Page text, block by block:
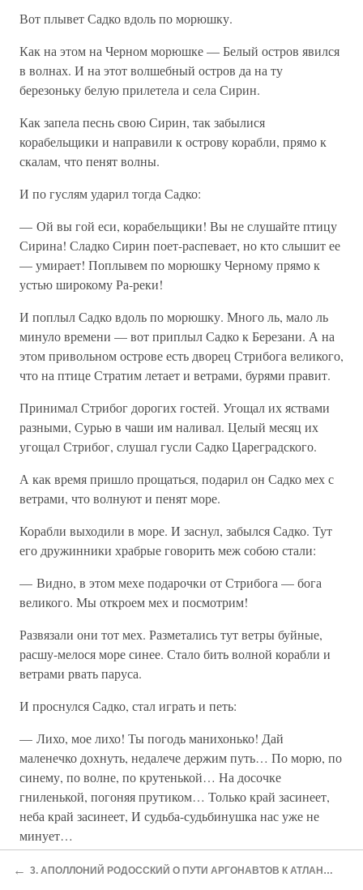
Вот плывет Садко вдоль по морюшку.
Как на этом на Черном морюшке — Белый остров явился
в волнах. И на этот волшебный остров да на ту
березоньку белую прилетела и села Сирин.
Как запела песнь свою Сирин, так забылися
корабельщики и направили к острову корабли, прямо к
скалам, что пенят волны.
И по гуслям ударил тогда Садко:
— Ой вы гой еси, корабельщики! Вы не слушайте птицу
Сирина! Сладко Сирин поет-распевает, но кто слышит ее
— умирает! Поплывем по морюшку Черному прямо к
устью широкому Ра-реки!
И поплыл Садко вдоль по морюшку. Много ль, мало ль
минуло времени — вот приплыл Садко к Березани. А на
этом привольном острове есть дворец Стрибога великого,
что на птице Стратим летает и ветрами, бурями правит.
Принимал Стрибог дорогих гостей. Угощал их яствами
разными, Сурью в чаши им наливал. Целый месяц их
угощал Стрибог, слушал гусли Садко Цареградского.
А как время пришло прощаться, подарил он Садко мех с
ветрами, что волнуют и пенят море.
Корабли выходили в море. И заснул, забылся Садко. Тут
его дружинники храбрые говорить меж собою стали:
— Видно, в этом мехе подарочки от Стрибога — бога
великого. Мы откроем мех и посмотрим!
Развязали они тот мех. Разметались тут ветры буйные,
расшу-мелося море синее. Стало бить волной корабли и
ветрами рвать паруса.
И проснулся Садко, стал играть и петь:
— Лихо, мое лихо! Ты погодь манихонько! Дай
маленечко дохнуть, недалече держим путь… По морю, по
синему, по волне, по крутенькой… На досочке
гниленькой, погоняя прутиком… Только край засинеет,
неба край засинеет, И судьба-судьбинушка нас уже не
минует…
Ой да что-то застит, как слеза глаза…
← 3. АПОЛЛОНИЙ РОДОССКИЙ О ПУТИ АРГОНАВТОВ К АТЛАНТИДЕ (ИЗВЛЕЧЕНИЯ ИЗ «АРГОНАВТИКИ»).